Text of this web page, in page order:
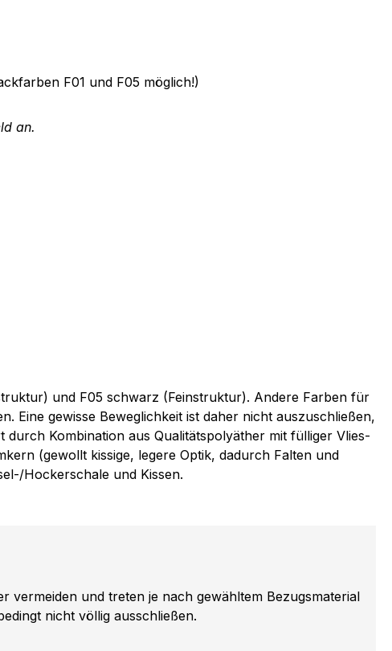
F01 und F05 möglich!)
an.
und F05 schwarz (Feinstruktur). Andere Farben für
Eine gewisse Beweglichkeit ist daher nicht auszuschließen,
Kombination aus Qualitätspolyäther mit fülliger Vlies-
(gewollt kissige, legere Optik, dadurch Falten und
Hockerschale und Kissen.
vermeiden und treten je nach gewähltem Bezugsmaterial
nicht völlig ausschließen.